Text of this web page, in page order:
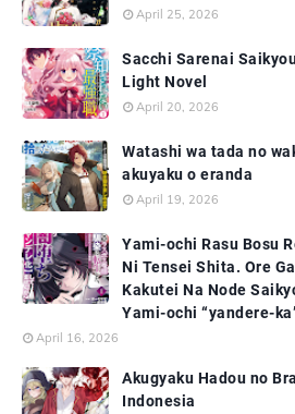
April 25, 2026
Sacchi Sarenai
Light Novel
April 20, 2026
Watashi wa tada no
akuyaku o eranda
April 19, 2026
Yami-ochi Rasu Bosu
Ni Tensei Shita. Ore
Kakutei Na Node
Yami-ochi “yandere-
April 16, 2026
Akugyaku Hadou no
Indonesia